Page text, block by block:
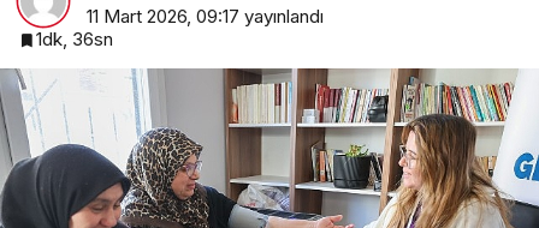
11 Mart 2026, 09:17 yayınlandı
1dk, 36sn